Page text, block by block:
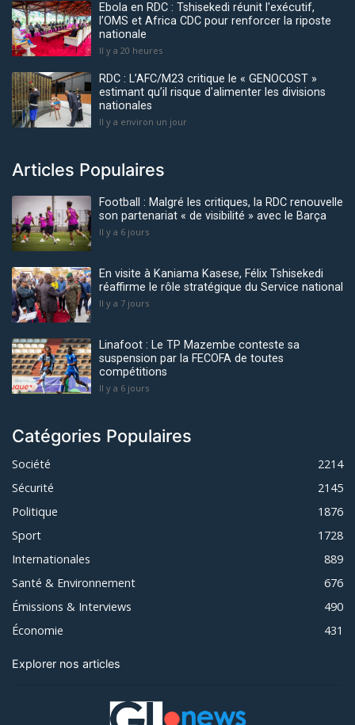
Ebola en RDC : Tshisekedi réunit l'exécutif,
l’OMS et Africa CDC pour renforcer la riposte
nationale
Il y a 20 heures
RDC : L’AFC/M23 critique le « GENOCOST »
estimant qu’il risque d'alimenter les divisions
nationales
Il y a environ un jour
Articles Populaires
Football : Malgré les critiques, la RDC renouvelle
son partenariat « de visibilité » avec le Barça
Il y a 6 jours
En visite à Kaniama Kasese, Félix Tshisekedi
réaffirme le rôle stratégique du Service national
Il y a 7 jours
Linafoot : Le TP Mazembe conteste sa
suspension par la FECOFA de toutes
compétitions
Il y a 6 jours
Catégories Populaires
Société
2214
Sécurité
2145
Politique
1876
Sport
1728
Internationales
889
Santé & Environnement
676
Émissions & Interviews
490
Économie
431
Explorer nos articles